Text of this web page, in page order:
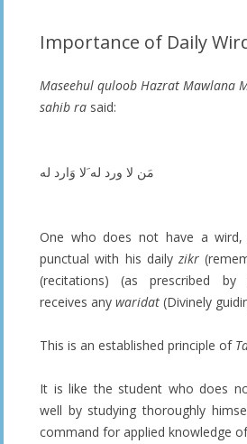
Importance of Daily
Maseehul quloob Hazrat Mawlana
sahib ra said:
مَن لا ورد له َلا وَارد له
One who does not have a
punctual with his dailyzikr
(recitations) (as prescribed
receives any waridat (Divinely
This is an established principle of
It is like the student who does
well by studying thoroughly
command for applied knowledge